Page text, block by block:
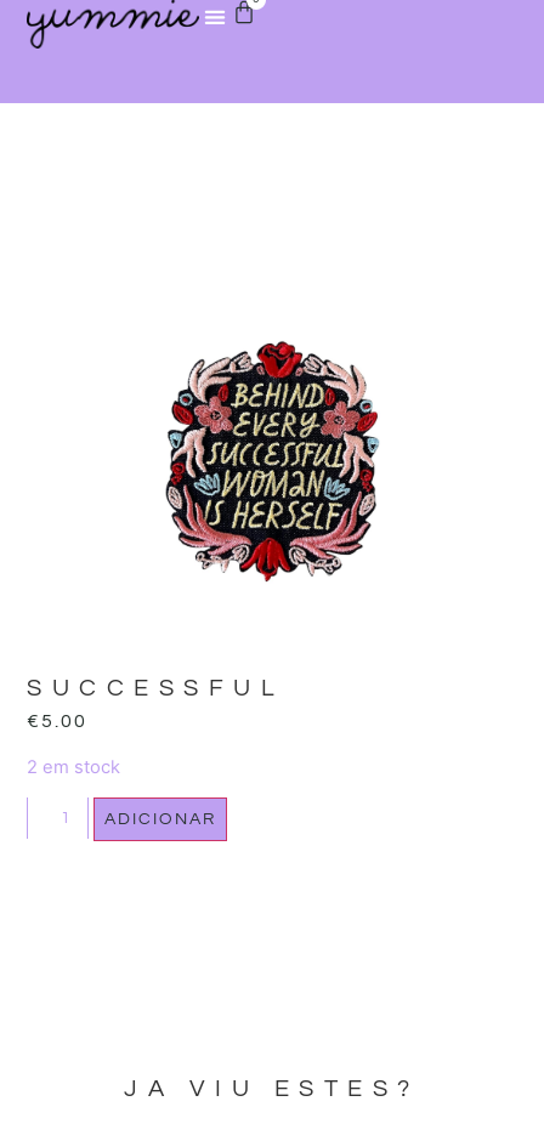
SUCCESSFUL
€5.00
2 em stock
ADICIONAR
JA VIU ESTES?